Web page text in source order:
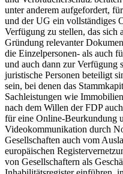
unter anderem aufgefordert,
und der UG ein vollständiges
Verfügung zu stellen, das
Gründung relevanter
die Einzelpersonen- als auch
und auch dann zur Verfügung
juristische Personen beteiligt
sein, bei denen das
Sachleistungen wie
nach dem Willen der FDP
für eine Online-Beurkundung
Videokommunikation durch
Gesellschaften auch vom
europäischen
von Gesellschaftern als